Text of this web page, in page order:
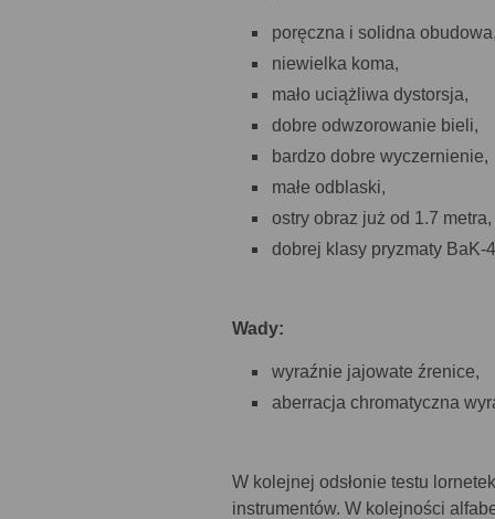
poręczna i solidna
niewielka koma,
mało uciążliwa dystorsja,
dobre odwzorowanie bieli,
bardzo dobre wyczernienie,
małe odblaski,
ostry obraz już od 1.7 metra,
dobrej klasy pryzmaty BaK-
Wady:
wyraźnie jajowate źrenice,
aberracja chromatyczna
W kolejnej odsłonie testu
instrumentów. W kolejności